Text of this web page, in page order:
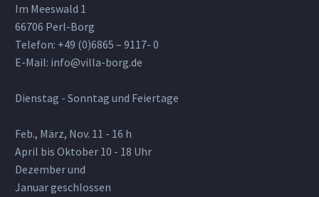
Im Meeswald 1
66706 Perl-Borg
Telefon: +49 (0)6865 – 9117- 0
E-Mail: info@villa-borg.de
Dienstag - Sonntag und Feiertage
Feb., März, Nov. 11 - 16 h
April bis Oktober 10 - 18 Uhr
Dezember und
Januar geschlossen